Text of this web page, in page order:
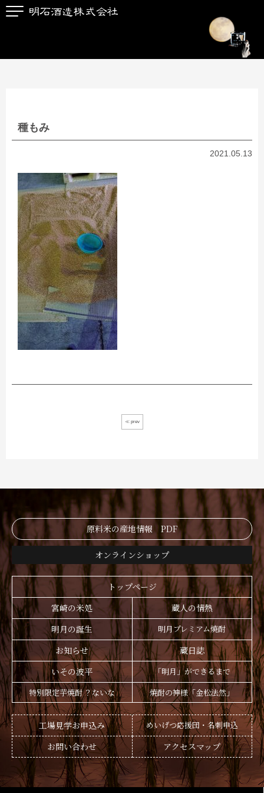
種もみ
2021.05.13
≪ prev
原料米の産地情報 PDF
オンラインショップ
トップページ
宮崎の米処
蔵人の情熱
明月の誕生
明月プレミアム焼酎
お知らせ
蔵日誌
いその波平
「明月」ができるまで
特別限定芋焼酎 ？ないな
焼酎の神様「金松法然」
工場見学お申込み めいげつ応援団・名刺申込
お問い合わせ アクセスマップ